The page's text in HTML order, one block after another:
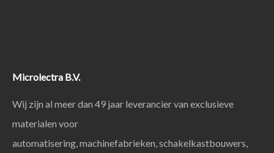
Microlectra B.V.
Wij zijn al meer dan 49 jaar leverancier van exclusieve
materialen voor
automatisering, machinefabrieken, schakelkastbouwers,